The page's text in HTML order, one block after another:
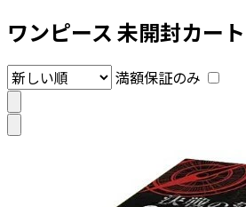
ワンピース 未開封カー
満額保証のみ